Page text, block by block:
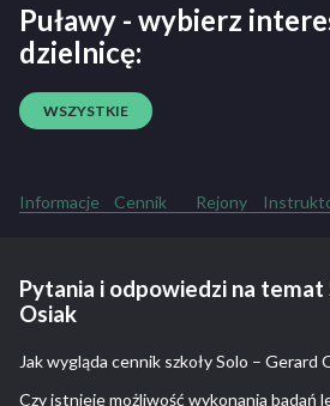
Puławy - wybierz
dzielnicę:
WSZYSTKIE
Informacje Cennik Rejony
Pytania i odpowiedzi na temat
Osiak
Jak wygląda cennik szkoły Solo – Gerard
Czy istnieje możliwość wykonania badań